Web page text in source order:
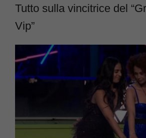
Tutto sulla vincitrice del
Vip”